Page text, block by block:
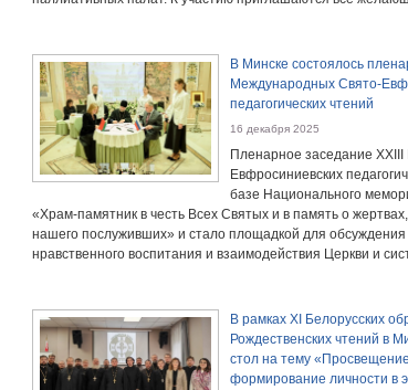
В Минске состоялось
Международных Свято-
педагогических чтений
16 декабря 2025
Пленарное заседание
Евфросиниевских
базе Национального
«Храм-памятник в честь Всех Святых и в память о
нашего послуживших» и стало площадкой для обсуждения
нравственного воспитания и взаимодействия Церкви и
В рамках XI Белорусских
Рождественских чтений в
стол на тему
формирование личности в